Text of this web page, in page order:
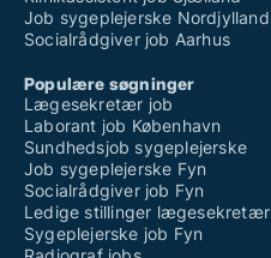
Job sygeplejerske Nordjylland
Socialrådgiver job Aarhus
Populære søgninger
Lægesekretær job
Laborant job København
Sundhedsjob sygeplejerske
Job sygeplejerske Fyn
Socialrådgiver job Fyn
Ledige stillinger lægesekretær
Sygeplejerske job Fyn